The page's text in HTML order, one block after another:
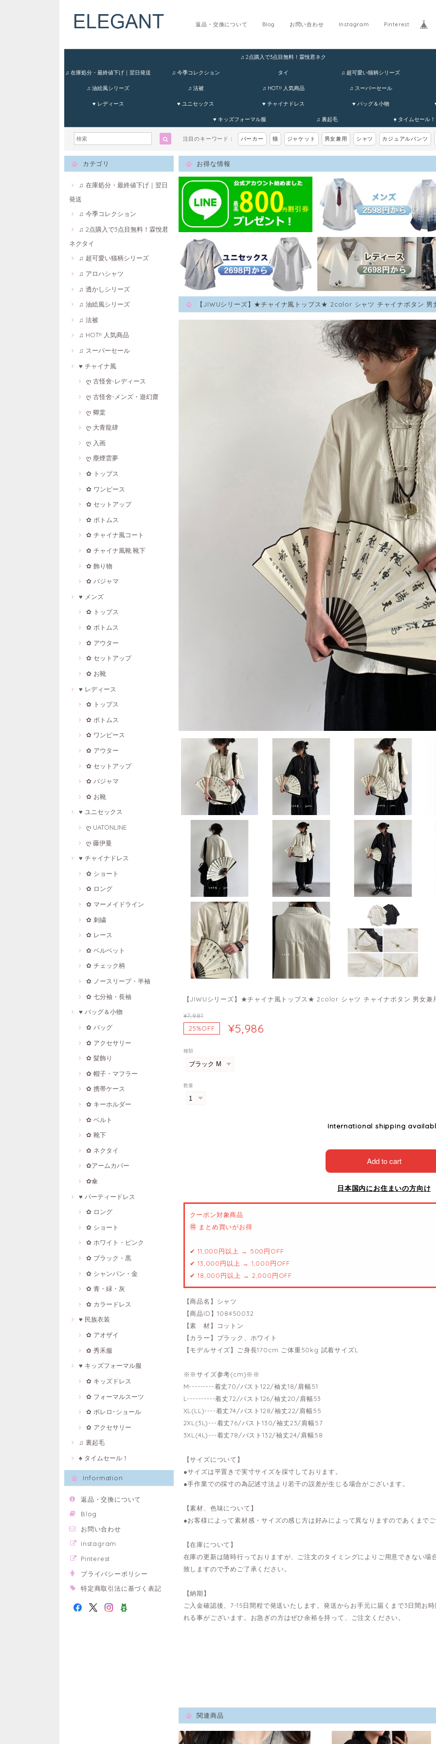
Pinterest
Instagram
お問い合わせ
Blog
返品・交換について
♫ 在庫処分・最終値下げ｜翌日発送 ♫ 今季コレクション
♫ 2点購入で3点目無料！霖悅君ネク
タイ ♫ 超可愛い猫柄シリーズ
♫ 油絵風シリーズ ♫ 法被 ♫ HOT!! 人気商品 ♫ スーパーセール
♥ レディース ♥ ユニセックス ♥ チャイナドレス ♥ バッグ＆小物
♥ キッズフォーマル服 ♫ 裏起毛 ♠ タイムセール！
注目のキーワード： パーカー 猫 ジャケット 男女兼用 シャツ カジュアルパンツ
カテゴリ
♫ 在庫処分・最終値下げ｜翌日
発送
♫ 今季コレクション
♫ 2点購入で3点目無料！霖悅君
ネクタイ
♫ 超可愛い猫柄シリーズ
♫ アロハシャツ
♫ 透かしシリーズ
♫ 油絵風シリーズ
♫ 法被
♫ HOT!! 人気商品
♫ スーパーセール
♥ チャイナ風
ღ 古怪舍-レディース
ღ 古怪舍-メンズ・遊幻齋
ღ 卿棠
ღ 大青龍肆
ღ 入画
ღ 塵煙雲夢
✿ トップス
✿ ワンピース
✿ セットアップ
✿ ボトムス
✿ チャイナ風コート
✿ チャイナ風靴·靴下
✿ 飾り物
✿ パジャマ
♥ メンズ
✿ トップス
✿ ボトムス
✿ アウター
✿ セットアップ
✿ お靴
♥ レディース
✿ トップス
✿ ボトムス
✿ ワンピース
✿ アウター
✿ セットアップ
✿ パジャマ
✿ お靴
♥ ユニセックス
ღ UATONLINE
ღ 藤伊曼
♥ チャイナドレス
✿ ショート
✿ ロング
✿ マーメイドライン
✿ 刺繍
✿ レース
✿ ベルベット
✿ チェック柄
✿ ノースリープ・半袖
✿ 七分袖・長袖
♥ バッグ＆小物
✿ バッグ
✿ アクセサリー
✿ 髪飾り
✿ 帽子・マフラー
✿ 携帯ケース
✿ キーホルダー
✿ ベルト
✿ 靴下
✿ ネクタイ
✿アームカバー
✿傘
♥ パーティードレス
✿ ロング
✿ ショート
✿ ホワイト・ピンク
✿ ブラック・黒
✿ シャンパン・金
✿ 青・緑・灰
✿ カラードレス
♥ 民族衣装
✿ アオザイ
✿ 秀禾服
♥ キッズフォーマル服
✿ キッズドレス
✿ フォーマルスーツ
✿ ボレロ･ショール
✿ アクセサリー
♫ 裏起毛
♠ タイムセール！
Information
返品・交換について
Blog
お問い合わせ
Instagram
Pinterest
プライバシーポリシー
特定商取引法に基づく表記
お得な情報
【JIWUシリーズ】★チャイナ風トップス★ 2color シャツ チャイナボタン 男
【JIWUシリーズ】★チャイナ風トップス★ 2color シャツ チャイナボタン 男女兼
¥7,981
25%OFF
¥5,986
種類
数量
International shipping
Add to cart
日本国内にお住まいの方向け
クーポン対象商品
🉐 まとめ買いがお得
✔ 11,000円以上 → 500円OFF
✔ 13,000円以上 → 1,000円OFF
✔ 18,000円以上 → 2,000円OFF
【商品名】シャツ
【商品ID】108450032
【素 材】コットン
【カラー】ブラック、ホワイト
【モデルサイズ】ご身長170cm ご体重50kg 試着サイズL
※※サイズ参考(cm)※※
M---------着丈70/バスト122/袖丈18/肩幅51
L----------着丈72/バスト126/袖丈20/肩幅53
XL(LL)----着丈74/バスト128/袖丈22/肩幅55
2XL(3L)---着丈76/バスト130/袖丈23/肩幅57
3XL(4L)---着丈78/バスト132/袖丈24/肩幅58
【サイズについて】
●サイズは平置きで実寸サイズを採寸しております。
●手作業での採寸の為記述寸法より若干の誤差が生じる場合がございます。
【素材、色味について】
●お客様によって素材感・サイズの感じ方は好みによって異なりますのであくまで
【在庫について】
在庫の更新は随時行っておりますが、ご注文のタイミングによりご用意できない
致しますので予めご了承ください。
【納期】
ご入金確認後、7-15日間程で発送いたします。発送からお手元に届くまで3日間お
れる事がございます。お急ぎの方はぜひ余裕を持って、ご注文ください。
関連商品